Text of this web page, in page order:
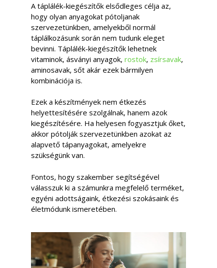
A táplálék-kiegészítők elsődleges célja az,
hogy olyan anyagokat pótoljanak
szervezetünkben, amelyekből normál
táplálkozásunk során nem tudunk eleget
bevinni. Táplálék-kiegészítők lehetnek
vitaminok, ásványi anyagok, rostok, zsírsavak,
aminosavak, sőt akár ezek bármilyen
kombinációja is.
Ezek a készítmények nem étkezés
helyettesítésére szolgálnak, hanem azok
kiegészítésére. Ha helyesen fogyasztjuk őket,
akkor pótolják szervezetünkben azokat az
alapvető tápanyagokat, amelyekre
szükségünk van.
Fontos, hogy szakember segítségével
válasszuk ki a számunkra megfelelő terméket,
egyéni adottságaink, étkezési szokásaink és
életmódunk ismeretében.